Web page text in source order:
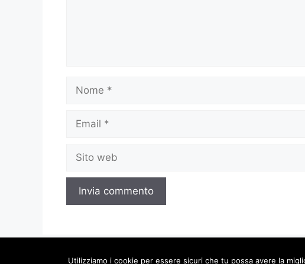
Nome
Email
Sito
web
Utilizziamo i cookie per essere sicuri che tu possa avere la